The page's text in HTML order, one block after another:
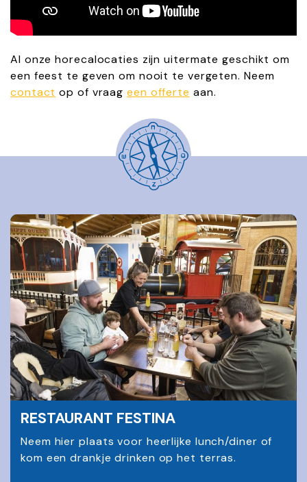
Al onze horecalocaties zijn uitermate geschikt om
een feest te geven om nooit te vergeten. Neem
contact op of vraageen offerte aan.
RESTAURANT FESTINA
Neem hier plaats voor heerlijke lunch/diner of
kom een drankje drinken op het terras.